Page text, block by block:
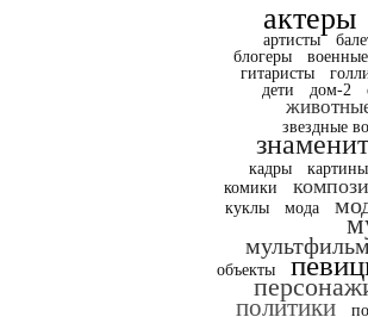
актеры
артисты
блогеры
военные
гитаристы
дети
дом-2
звездные
кадры
картины
комики
куклы
мода
объекты
политики